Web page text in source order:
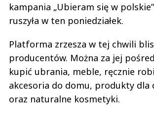
kampania „Ubieram się w
ruszyła w ten poniedziałek.
Platforma zrzesza w tej chwili
producentów. Można za jej
kupić ubrania, meble, ręcznie
akcesoria do domu, produkty dla
oraz naturalne kosmetyki.